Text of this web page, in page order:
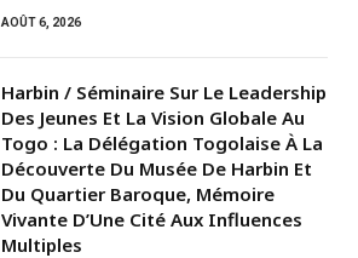
AOÛT 6, 2026
Harbin / Séminaire Sur Le Leadership
Des Jeunes Et La Vision Globale Au
Togo : La Délégation Togolaise À La
Découverte Du Musée De Harbin Et
Du Quartier Baroque, Mémoire
Vivante D’Une Cité Aux Influences
Multiples